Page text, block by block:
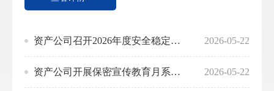
准研判国内外教育市场发展趋势。他强调，各部门要在提质
作节点。推介内容围绕学历提升、国际课程、...
资产公司召开2026年度安全稳定工作会议 2026-05-22
资产公司开展保密宣传教育月系列活动 2026-05-22